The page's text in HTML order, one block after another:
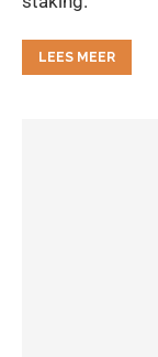
LEES MEER